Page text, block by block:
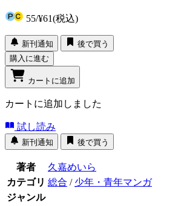
55/¥61(税込)
新刊通知
後で買う
購入に進む
カートに追加
カートに追加しました
試し読み
新刊通知 後で買う
著者
久嘉めいら
カテゴリ 総合 / 少年・青年マンガ
ジャンル